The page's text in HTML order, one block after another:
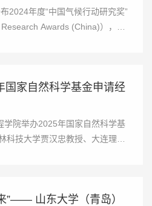
2024年度“中国气候行动研究奖”
Awards (China)），山
吴海明教授联合福建师范大学周
国家自然科学基金申请经
学院举办2025年国家自然科学基
科技大学贾汉忠教授、大连理工
水土保持与生态环境研究中心王
”—— 山东大学（青岛）